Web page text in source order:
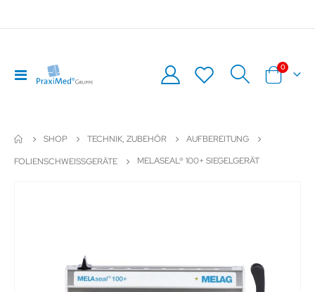
Navigation
umschalten
Warenkorb
0Artikel
SHOP TECHNIK, ZUBEHÖR
AUFBEREITUNG
FOLIENSCHWEISSGERÄTE
MELASEAL® 100+ SIEGELGERÄT